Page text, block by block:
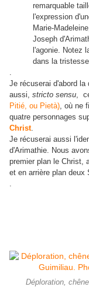
remarquable
l'expression
Marie-
Joseph
l'agonie. Notez
dans la
Je récuserai d'abord
aussi, stricto sensu ,
Pitié, ou Pietà) , où ne
quatre personnages
Christ.
Je récuserai aussi
d'Arimathie. Nous
premier plan le Christ,
et en arrière plan deux
Déploration,